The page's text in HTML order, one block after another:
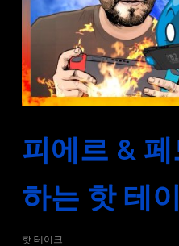
피에르 &
하는 핫 테
핫 테이크